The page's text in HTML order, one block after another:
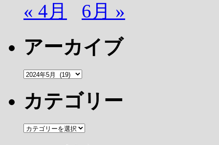
« 4月 6月 »
アーカイブ
ア
イ
カテゴリー
カ